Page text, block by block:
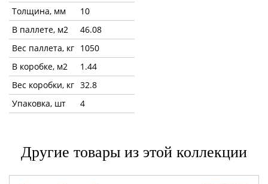
Толщина, мм
10
В паллете, м2
46.08
Вес паллета, кг 1050
В коробке, м2
1.44
Вес коробки, кг 32.8
Упаковка, шт
4
Другие товары из этой коллекции